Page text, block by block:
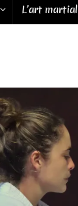
L’art martial